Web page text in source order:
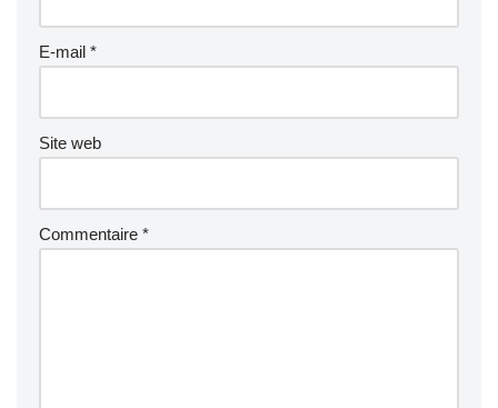
E-mail *
Site web
Commentaire *